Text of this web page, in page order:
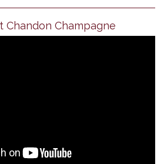
Chandon Champagne